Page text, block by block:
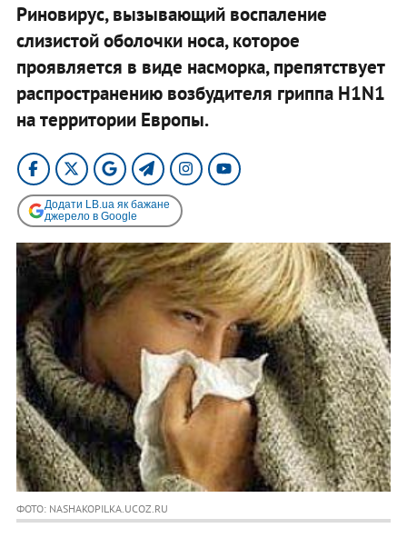
Риновирус, вызывающий воспаление
слизистой оболочки носа, которое
проявляется в виде насморка, препятствует
распространению возбудителя гриппа H1N1
на территории Европы.
Додати LB.ua як бажане
джерело в Google
ФОТО: NASHAKOPILKA.UCOZ.RU